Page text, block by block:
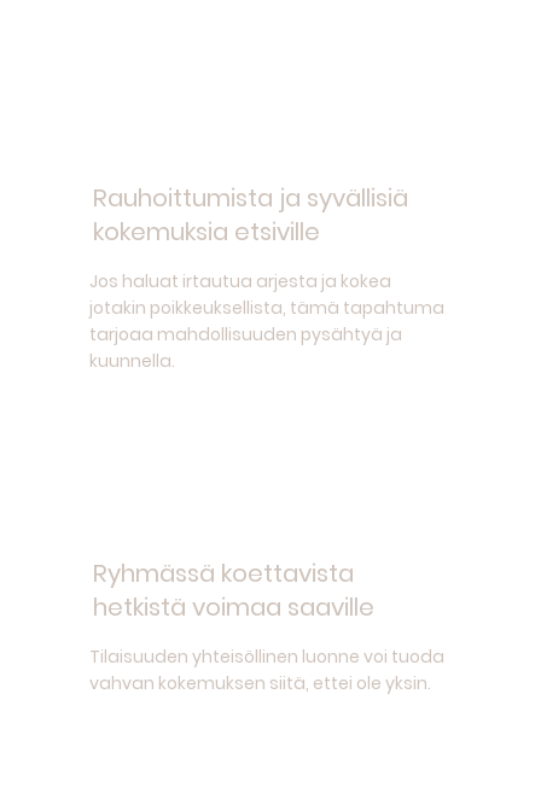
Rauhoittumista ja syvällisiä
kokemuksia etsiville
Jos haluat irtautua arjesta ja kokea
jotakin poikkeuksellista, tämä tapahtuma
tarjoaa mahdollisuuden pysähtyä ja
kuunnella.
Ryhmässä koettavista
hetkistä voimaa saaville
Tilaisuuden yhteisöllinen luonne voi tuoda
vahvan kokemuksen siitä, ettei ole yksin.